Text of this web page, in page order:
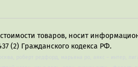
товаров, носит
(2) Гражданского кодекса РФ.